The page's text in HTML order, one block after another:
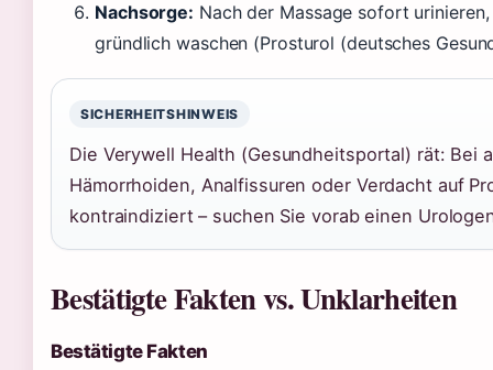
Nachsorge: Nach der Massage sofort
gründlich waschen (Prosturol (deutsches
SICHERHEITSHINWEIS
Die Verywell Health (Gesundheitsportal) rät: Bei
Hämorrhoiden, Analfissuren oder Verdacht auf
kontraindiziert – suchen Sie vorab einen
Bestätigte Fakten vs. Unklarheiten
Bestätigte Fakten